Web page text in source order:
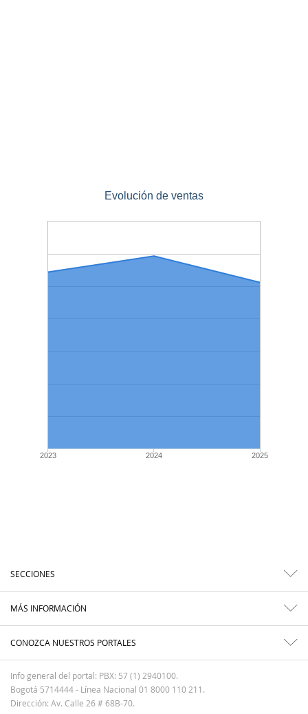
Evolución de ventas
2023 2024 2025
SECCIONES
MÁS INFORMACIÓN
CONOZCA NUESTROS PORTALES
Info general del portal: PBX: 57 (1) 2940100.
Bogotá 5714444 - Línea Nacional 01 8000 110 211.
Dirección: Av. Calle 26 # 68B-70.